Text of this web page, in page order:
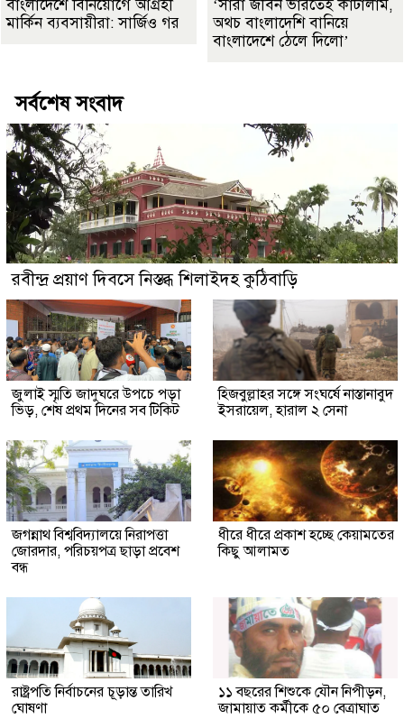
বাংলাদেশে বিনিয়োগে আগ্রহী
মার্কিন ব্যবসায়ীরা: সার্জিও গর
‘সারা জীবন ভারতেই কাটালাম,
অথচ বাংলাদেশি বানিয়ে
বাংলাদেশে ঠেলে দিলো’
সর্বশেষ সংবাদ
রবীন্দ্র প্রয়াণ দিবসে নিস্তব্ধ শিলাইদহ কুঠিবাড়ি
জুলাই স্মৃতি জাদুঘরে উপচে পড়া
ভিড়, শেষ প্রথম দিনের সব টিকিট
হিজবুল্লাহর সঙ্গে সংঘর্ষে নাস্তানাবুদ
ইসরায়েল, হারাল ২ সেনা
জগন্নাথ বিশ্ববিদ্যালয়ে নিরাপত্তা
জোরদার, পরিচয়পত্র ছাড়া প্রবেশ
বন্ধ
ধীরে ধীরে প্রকাশ হচ্ছে কেয়ামতের
কিছু আলামত
রাষ্ট্রপতি নির্বাচনের চূড়ান্ত তারিখ
ঘোষণা
১১ বছরের শিশুকে যৌন নিপীড়ন,
জামায়াত কর্মীকে ৫০ বেত্রাঘাত